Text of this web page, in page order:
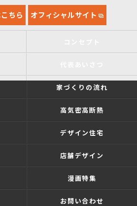
ちら オフィシャルサイト
家づくりの流れ
高気密高断熱
デザイン住宅
店舗デザイン
漫画特集
お問い合わせ